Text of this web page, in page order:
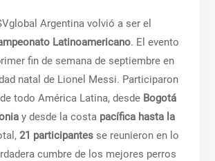
Argentina volvió a ser el
Latinoamericano. El evento
fin de semana de septiembre en
natal de Lionel Messi. Participaron
todo América Latina, desde Bogotá
y desde la costa pacífica hasta la
21 participantes se reunieron en lo
cumbre de los mejores perros